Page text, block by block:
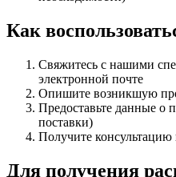
Как
Свяжитесь с нашими
электронной почте
Опишите возникшую
Предоставьте данные о
поставки)
Получите
Для получения